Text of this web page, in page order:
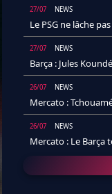
27/07 NEWS
Le PSG ne lâche
27/07 NEWS
Barça : Jules
26/07 NEWS
Mercato :
26/07 NEWS
Mercato : Le Barça